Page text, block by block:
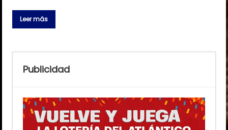
Leer más
Publicidad